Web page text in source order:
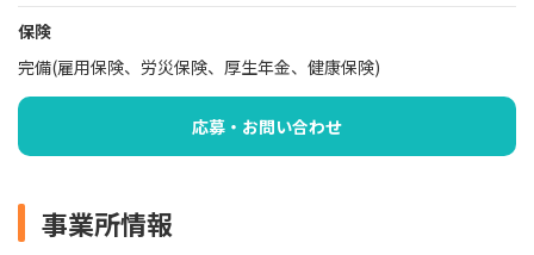
保険
完備(雇用保険、労災保険、厚生年金、健康保険)
応募・お問い合わせ
事業所情報